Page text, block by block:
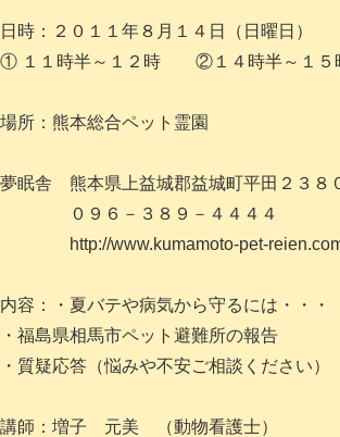
日時：２０１１年８月１４日（日曜日）
① １１時半～１２時 ②１４時半～１５
場所：熊本総合ペット霊園
夢眠舎 熊本県上益城郡益城町平田２３８
０９６－３８９－４４４４
http://www.kumamoto-pet-
内容：・夏バテや病気から守るには・・・
・福島県相馬市ペット避難所の報告
・質疑応答（悩みや不安ご相談ください）
講師：増子 元美 （動物看護士）